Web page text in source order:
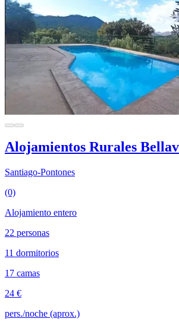
Alojamientos Rurales
Santiago-Pontones
(0)
Alojamiento entero
22 personas
11 dormitorios
17 camas
24 €
pers./noche (aprox.)